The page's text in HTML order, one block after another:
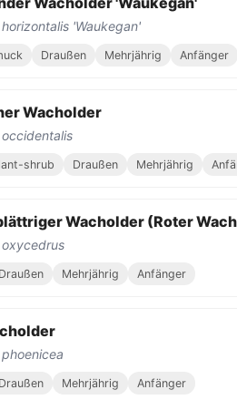
'Waukegan'
Draußen Mehrjährig Anfänger
Wacholder
shrub Draußen Mehrjährig
Wacholder (Roter
Draußen Mehrjährig Anfänger
Draußen Mehrjährig Anfänger